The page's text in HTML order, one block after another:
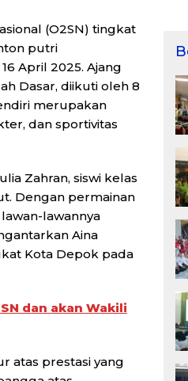
(O2SN) tingkat
putri
April 2025. Ajang
Dasar, diikuti oleh 8
merupakan
dan sportivitas
Zahran, siswi kelas
Dengan permainan
lawannya
Aina
Kota Depok pada
dan akan Wakili
atas prestasi yang